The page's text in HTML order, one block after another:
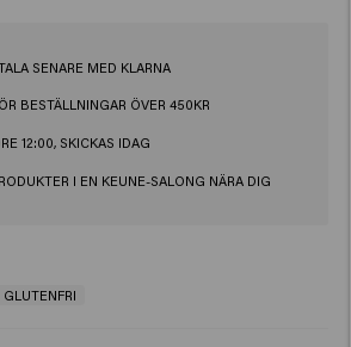
SENARE MED KLARNA
BESTÄLLNINGAR ÖVER 450KR
12:00, SKICKAS IDAG
I EN KEUNE-SALONG NÄRA DIG
GLUTENFRI